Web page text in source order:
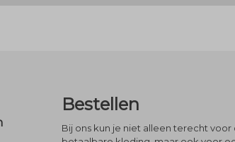
Bestellen
Bij ons kun je niet alleen terecht voor